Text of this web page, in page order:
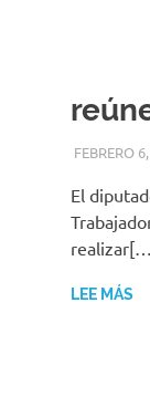
FEBRERO
El
LEE MÁS